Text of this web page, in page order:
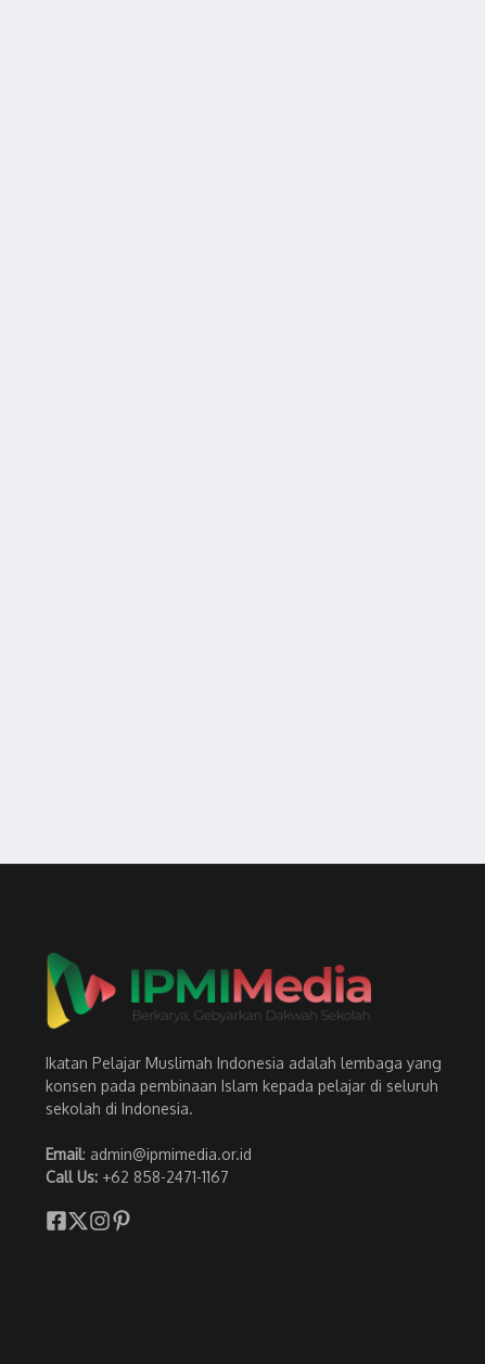
Ikatan Pelajar Muslimah Indonesia adalah lembaga yang
konsen pada pembinaan Islam kepada pelajar di seluruh
sekolah di Indonesia.
Email: admin@ipmimedia.or.id
Call Us: +62 858-2471-1167